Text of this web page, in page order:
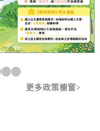
更多政策櫥窗